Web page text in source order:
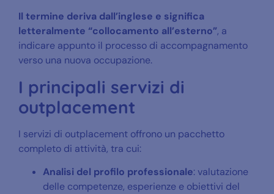
Il termine deriva dall’inglese e significa
letteralmente “collocamento all’esterno”, a
indicare appunto il processo di accompagnamento
verso una nuova occupazione.
I principali servizi di
outplacement
I servizi di outplacement offrono un pacchetto
completo di attività, tra cui:
Analisi del profilo professionale: valutazione
delle competenze, esperienze e obiettivi del